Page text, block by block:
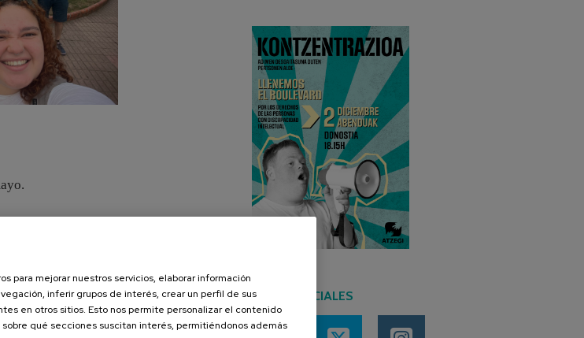
REDES SOCIALES
para mejorar nuestros servicios, elaborar información
inferir grupos de interés, crear un perfil de sus
en otros sitios. Esto nos permite personalizar el contenido
qué secciones suscitan interés, permitiéndonos además